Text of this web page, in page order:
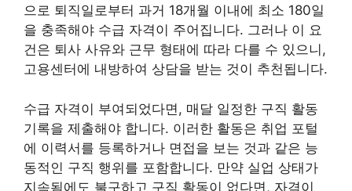
으로 퇴직일로부터 과거 18개월 이내에 최소 180일
을 충족해야 수급 자격이 주어집니다. 그러나 이 요
건은 퇴사 사유와 근무 형태에 따라 다를 수 있으니,
고용센터에 내방하여 상담을 받는 것이 추천됩니다.
수급 자격이 부여되었다면, 매달 일정한 구직 활동
기록을 제출해야 합니다. 이러한 활동은 취업 포털
에 이력서를 등록하거나 면접을 보는 것과 같은 능
동적인 구직 행위를 포함합니다. 만약 실업 상태가
지속됨에도 불구하고 구직 활동이 없다면, 자격이